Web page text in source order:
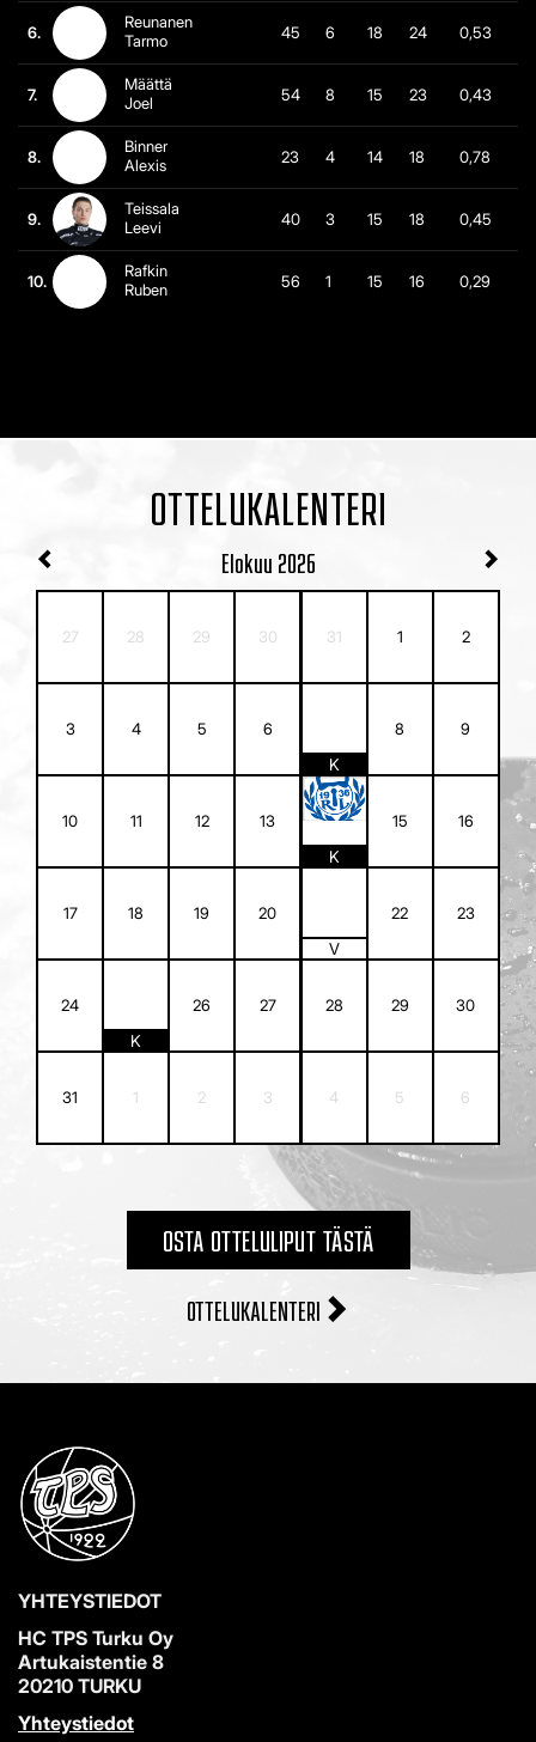
6.
Reunanen
Tarmo
45 6 18 24 0,53
7.
Määttä
Joel
54 8 15 23 0,43
8.
Binner
Alexis
23 4 14 18 0,78
9.
Teissala
Leevi
40 3 15 18 0,45
10.
Rafkin
Ruben
56 1 15 16 0,29
OTTELUKALENTERI
Elokuu 2026
27 28 29 30 31 1 2
3 4 5 6
K
8 9
10 11 12 13
14
K
15 16
17 18 19 20
V
22 23
24
K
26 27 28 29 30
31 1 2 3 4 5 6
OSTA OTTELULIPUT TÄSTÄ
OTTELUKALENTERI
YHTEYSTIEDOT
HC TPS Turku Oy
Artukaistentie 8
20210 TURKU
Yhteystiedot